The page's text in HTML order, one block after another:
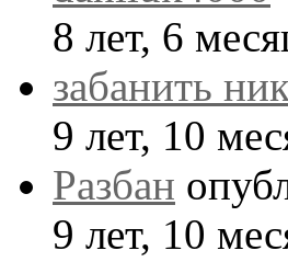
8 лет, 6
забанить
9 лет, 10
Разбан
9 лет, 10